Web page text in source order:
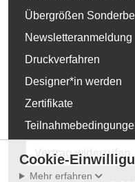
Übergrößen
Newsletteranmeldung
Druckverfahren
Designer*in werden
Zertifikate
Vertrag widerrufen
Cookie-
Mehr erfahren